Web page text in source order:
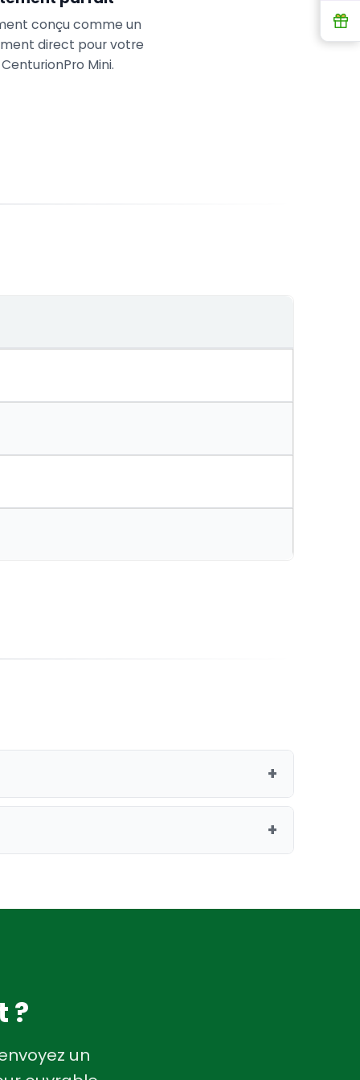
conçu comme un
direct pour votre
Mini.
+
modèles, consultez notrecapot
Gladiator +
?
un